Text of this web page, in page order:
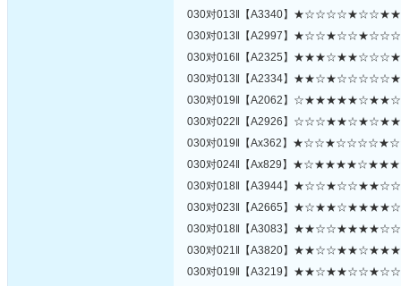
030对013‖【A3340】
030对013‖【A2997】
030对016‖【A2325】
030对013‖【A2334】
030对019‖【A2062】
030对022‖【A2926】
030对019‖【Ax362】
030对024‖【Ax829】
030对018‖【A3944】
030对023‖【A2665】
030对018‖【A3083】
030对021‖【A3820】
030对019‖【A3219】